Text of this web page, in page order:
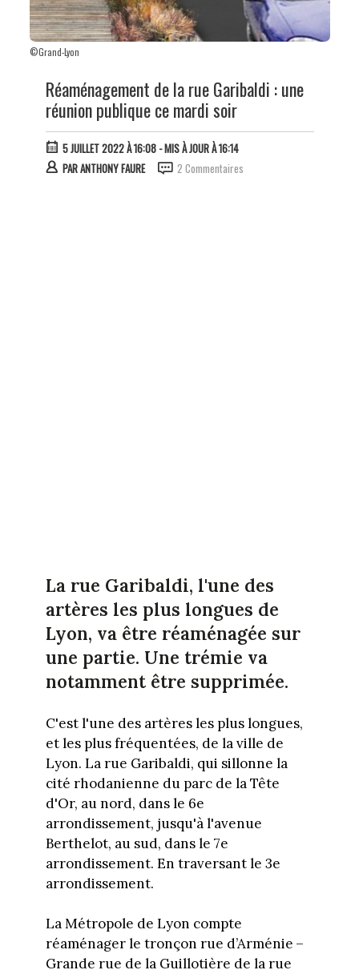
©Grand-Lyon
Réaménagement de la rue Garibaldi : une
réunion publique ce mardi soir
5 JUILLET 2022 À 16:08- MIS À JOUR À 16:14
PARANTHONY FAURE 2 Commentaires
La rue Garibaldi, l'une des
artères les plus longues de
Lyon, va être réaménagée sur
une partie. Une trémie va
notamment être supprimée.
C'est l'une des artères les plus longues,
et les plus fréquentées, de la ville de
Lyon. La rue Garibaldi, qui sillonne la
cité rhodanienne du parc de la Tête
d'Or, au nord, dans le 6e
arrondissement, jusqu'à l'avenue
Berthelot, au sud, dans le 7e
arrondissement. En traversant le 3e
arrondissement.
La Métropole de Lyon compte
réaménager le tronçon rue d’Arménie –
Grande rue de la Guillotière de la rue